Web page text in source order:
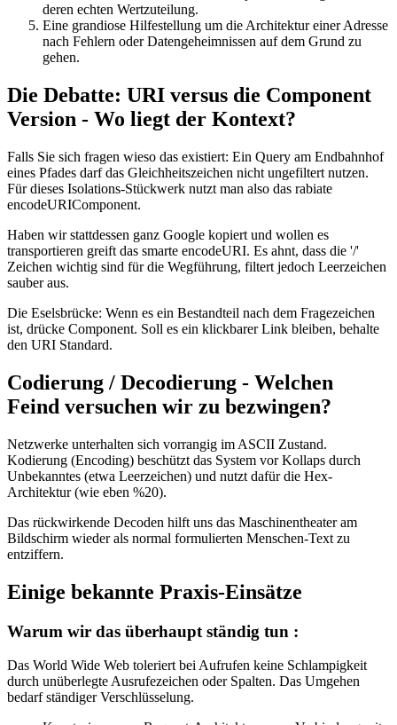
deren echten Wertzuteilung.
Eine grandiose Hilfestellung um die Architektur einer Adresse
nach Fehlern oder Datengeheimnissen auf dem Grund zu
gehen.
Die Debatte: URI versus die Component
Version - Wo liegt der Kontext?
Falls Sie sich fragen wieso das existiert: Ein Query am Endbahnhof
eines Pfades darf das Gleichheitszeichen nicht ungefiltert nutzen.
Für dieses Isolations-Stückwerk nutzt man also das rabiate
encodeURIComponent.
Haben wir stattdessen ganz Google kopiert und wollen es
transportieren greift das smarte encodeURI. Es ahnt, dass die '/'
Zeichen wichtig sind für die Wegführung, filtert jedoch Leerzeichen
sauber aus.
Die Eselsbrücke: Wenn es ein Bestandteil nach dem Fragezeichen
ist, drücke Component. Soll es ein klickbarer Link bleiben, behalte
den URI Standard.
Codierung / Decodierung - Welchen
Feind versuchen wir zu bezwingen?
Netzwerke unterhalten sich vorrangig im ASCII Zustand.
Kodierung (Encoding) beschützt das System vor Kollaps durch
Unbekanntes (etwa Leerzeichen) und nutzt dafür die Hex-
Architektur (wie eben %20).
Das rückwirkende Decoden hilft uns das Maschinentheater am
Bildschirm wieder als normal formulierten Menschen-Text zu
entziffern.
Einige bekannte Praxis-Einsätze
Warum wir das überhaupt ständig tun :
Das World Wide Web toleriert bei Aufrufen keine Schlampigkeit
durch unüberlegte Ausrufezeichen oder Spalten. Das Umgehen
bedarf ständiger Verschlüsselung.